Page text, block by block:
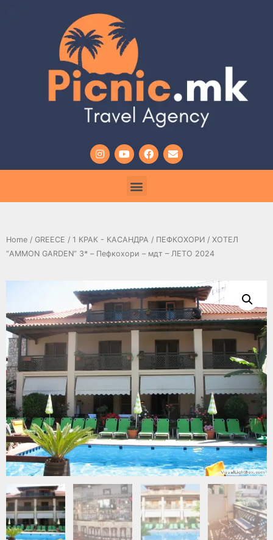
Home / GREECE / 1 КРАК - КАСАНДРА / ПЕФКОХОРИ / ХОТЕЛ
“AMMON GARDEN” 3* – Пефкохори – мдт – ЛЕТО 2024